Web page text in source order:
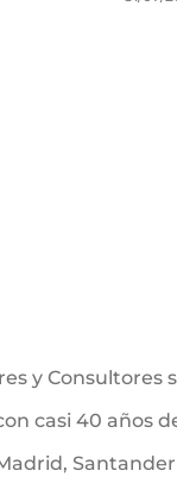
y Consultores
casi 40 años